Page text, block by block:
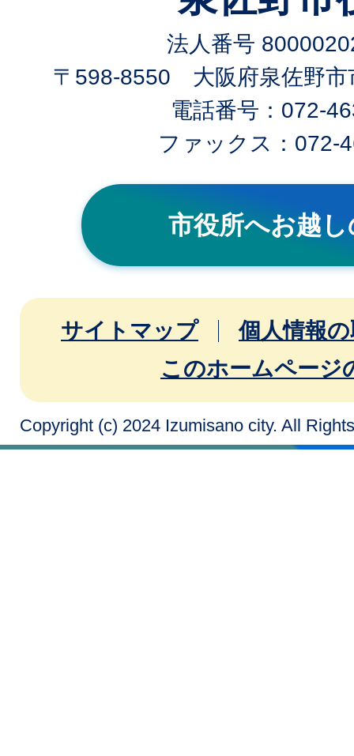
法人番号
〒598-8550 大阪府泉佐野市
電話番号：072-
ファックス：072-
市役所へお越
サイトマップ
個人情報
このホームページ
Copyright (c) 2024 Izumisano city. All